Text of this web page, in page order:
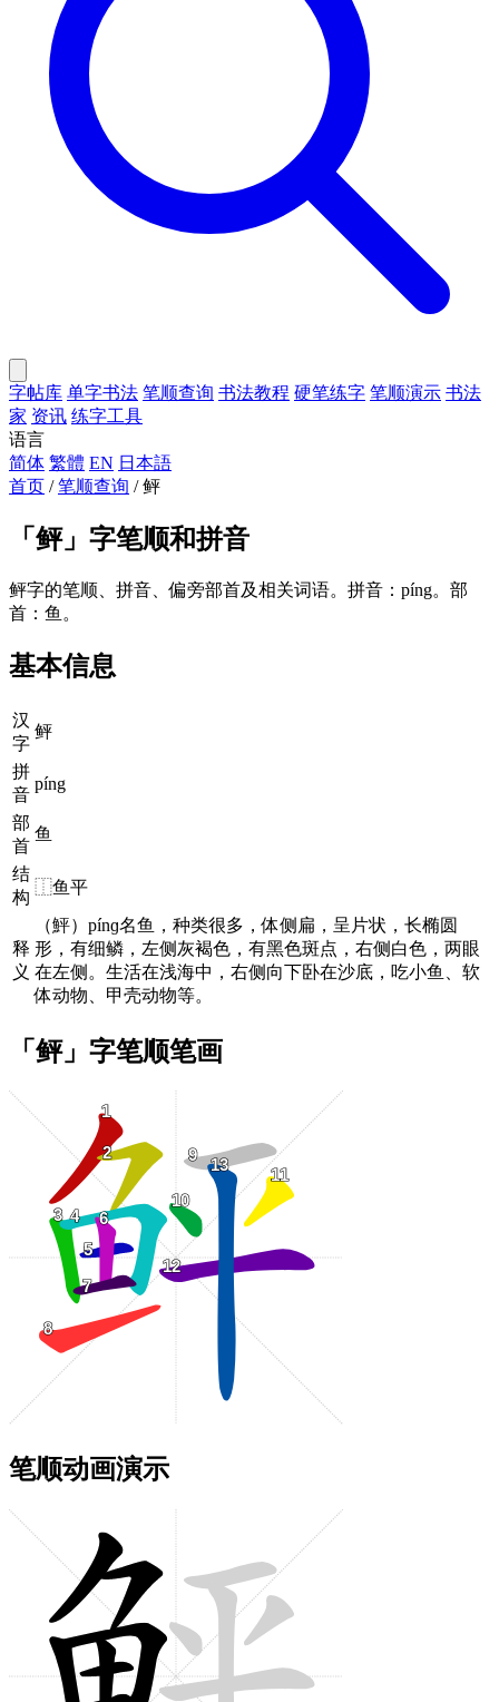
字帖库 单字书法 笔顺查询 书法教程 硬笔练字 笔顺演示 书法
家 资讯 练字工具
语言
简体 繁體 EN 日本語
首页 / 笔顺查询 / 鲆
「 鲆」字笔顺和拼音
鲆字的笔顺、拼音、偏旁部首及相关词语。拼音：píng。部
首：鱼。
基本信息
汉
字
鲆
拼
音
píng
部
首
鱼
结
构
⿰鱼平
释
义
（鮃）pínɡ名鱼，种类很多，体侧扁，呈片状，长椭圆
形，有细鳞，左侧灰褐色，有黑色斑点，右侧白色，两眼
在左侧。生活在浅海中，右侧向下卧在沙底，吃小鱼、软
体动物、甲壳动物等。
「鲆」字笔顺笔画
笔顺动画演示